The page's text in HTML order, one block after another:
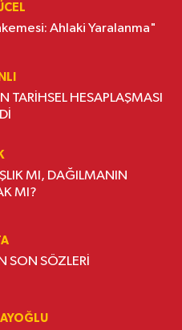
"Vicdanın Mahkemesi: Ahlaki Yaralanma"
HESAPLAŞMASI
MI?
SON SÖZLERİ